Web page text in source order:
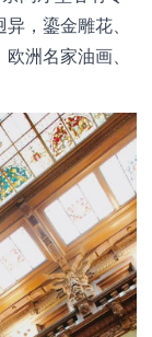
，鎏金雕花、
洲名家油画、